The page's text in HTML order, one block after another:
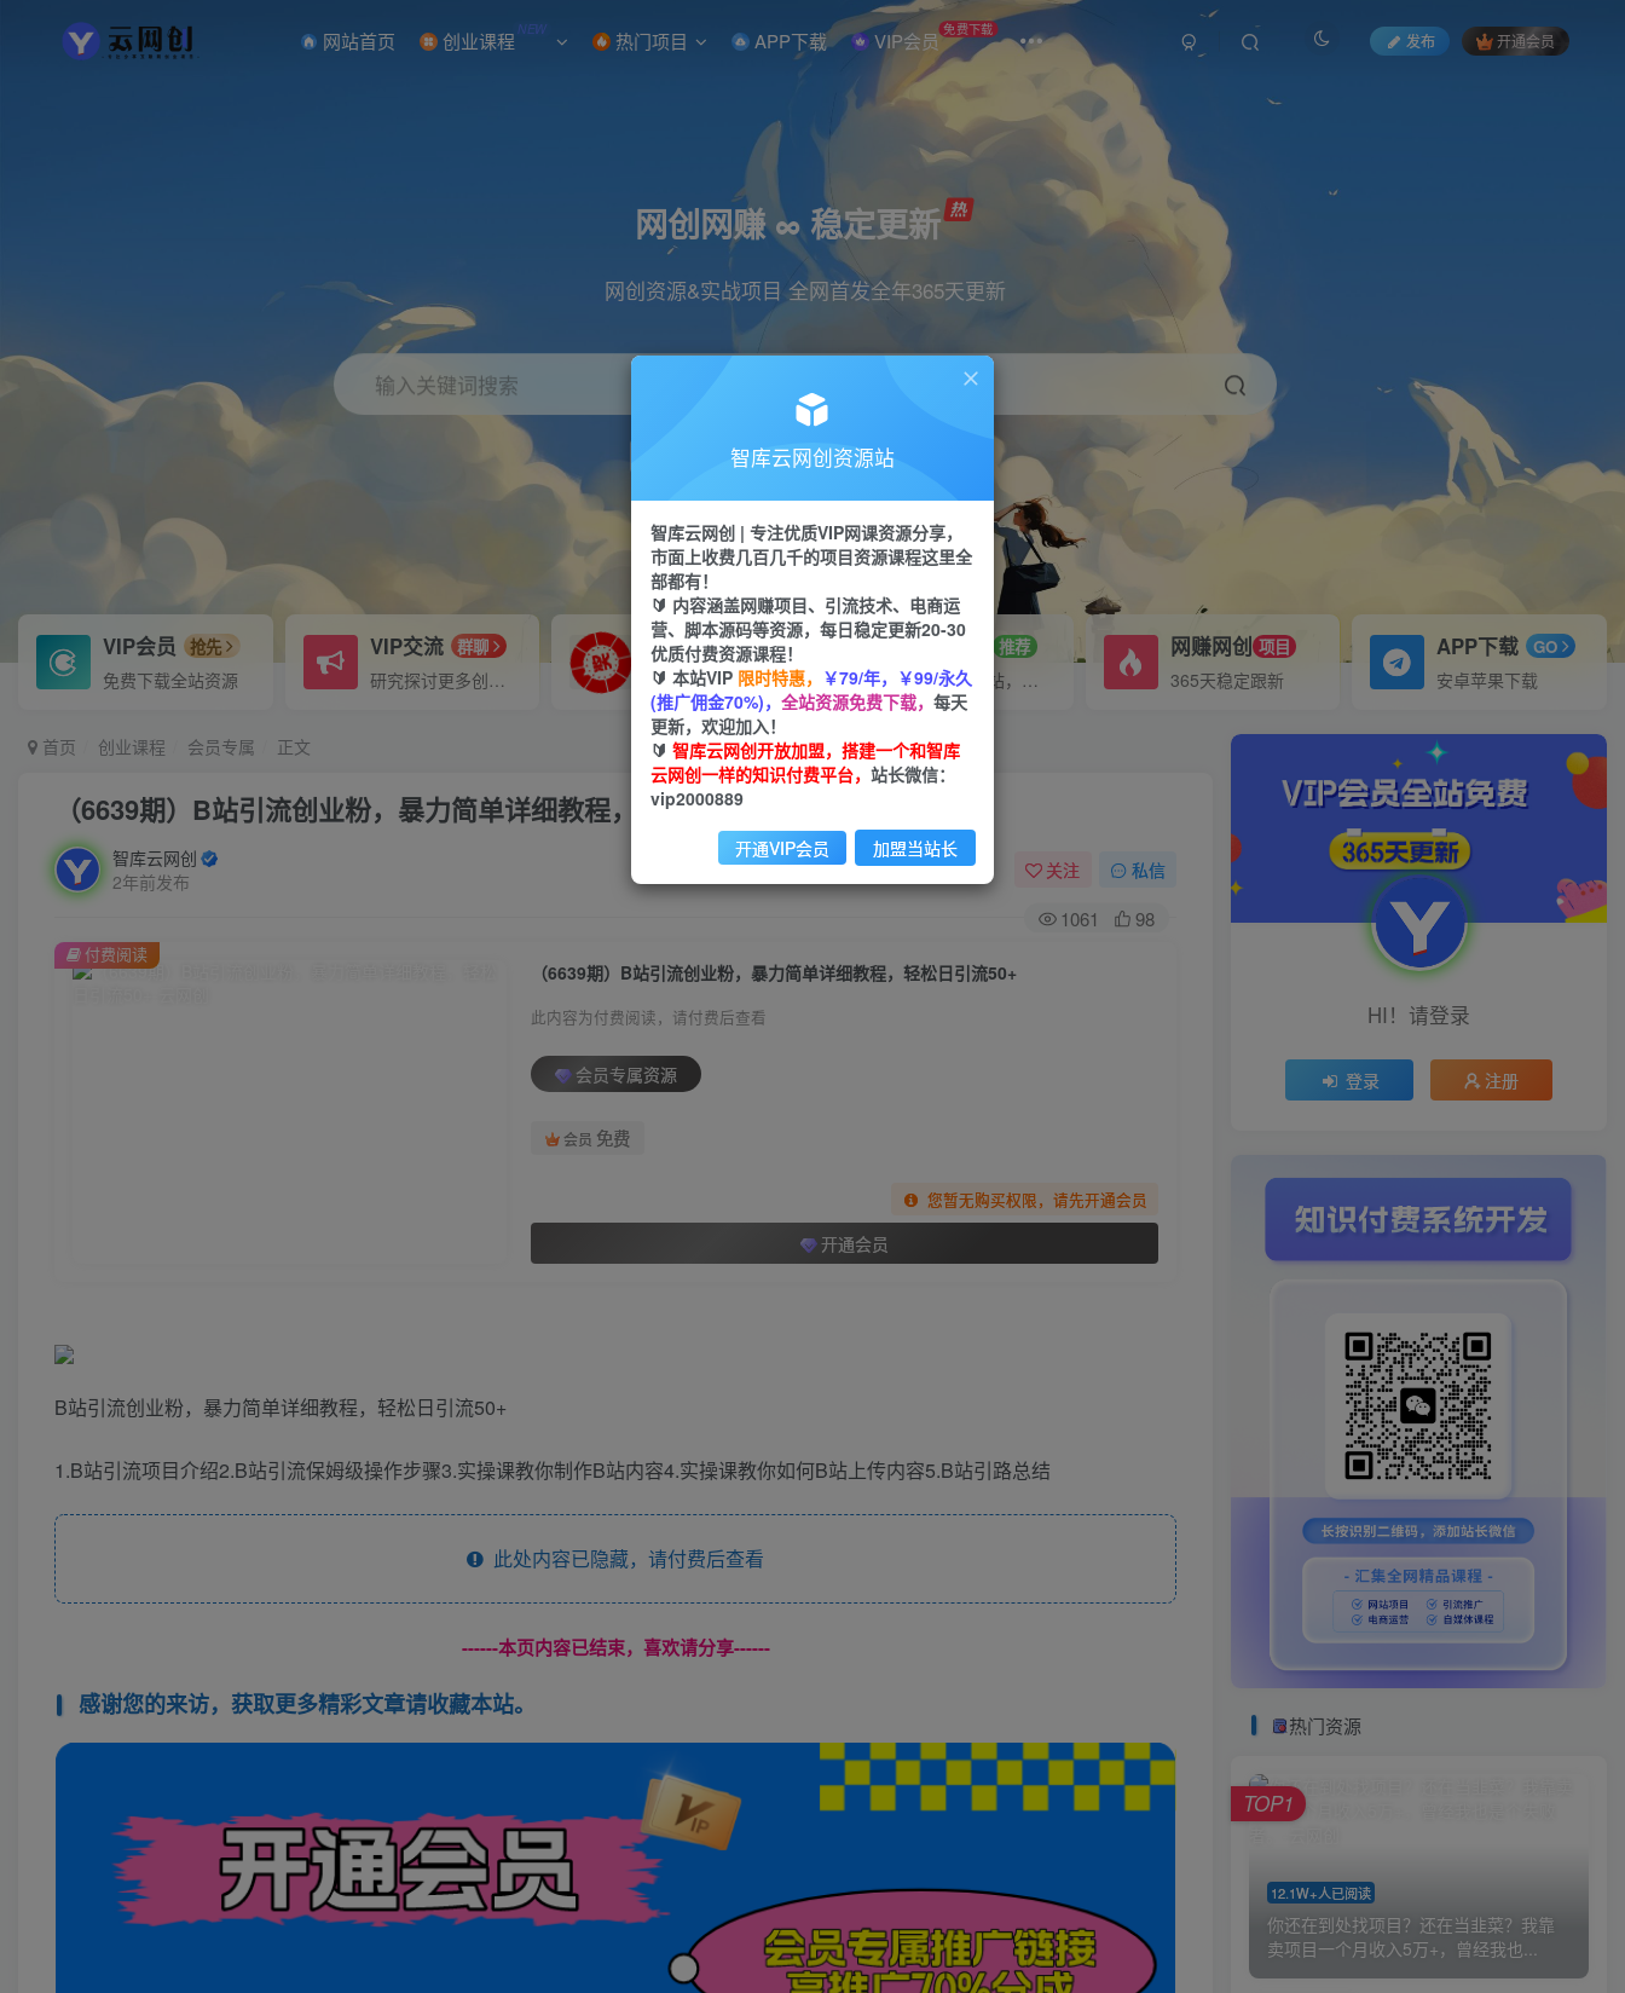
网站首页 创业课程 NEW 热门项目 APP下载 VIP会员 免费下载
发布 开通会员
网创网赚 ∞ 稳定更新
网创资源&实战项目 全网首发全年365天更新
输入关键词搜索
直播 小红书 剪辑
VIP会员 抢先
免费下载全站资源
VIP交流 群聊
研究探讨更多创业项目路子。
VIP推广
70%分佣
会员专属推广链接
招募站长 推荐
搭建同款网站，自己当老板
网赚网创 项目
365天稳定跟新
APP下载 GO
安卓苹果下载
首页 创业课程 会员专属 正文
（6639期）B站引流创业粉，暴力简单详细教程，轻松日引流50+
智库云网创
2年前发布
关注 私信
1061 98
（6639期）B站引流创业粉，暴力简单详细教程，轻松日引流50+
此内容为付费阅读，请付费后查看
会员专属资源
会员 免费
您暂无购买权限，请先开通会员
开通会员
付费阅读
B站引流创业粉，暴力简单详细教程，轻松日引流50+
1.B站引流项目介绍2.B站引流保姆级操作步骤3.实操课教你制作B站内容4.实操课教你如何B站上传内容5.B站引路总结
此处内容已隐藏，请付费后查看
------本页内容已结束，喜欢请分享------
感谢您的来访，获取更多精彩文章请收藏本站。
HI！请登录
登录 注册
热门资源
12.1W+人已阅读
你还在到处找项目？还在当韭菜？我靠
卖项目一个月收入5万+，曾经我也...
TOP1
智库云网创资源站
智库云网创 | 专注优质VIP网课资源分享，
市面上收费几百几千的项目资源课程这里全
部都有！
🔰 内容涵盖网赚项目、引流技术、电商运
营、脚本源码等资源，每日稳定更新20-30
优质付费资源课程！
🔰 本站VIP 限时特惠， ￥79/年，￥99/永久
(推广佣金70%)， 全站资源免费下载， 每天
更新，欢迎加入！
🔰 智库云网创开放加盟，搭建一个和智库
云网创一样的知识付费平台， 站长微信：
vip2000889
开通VIP会员 加盟当站长